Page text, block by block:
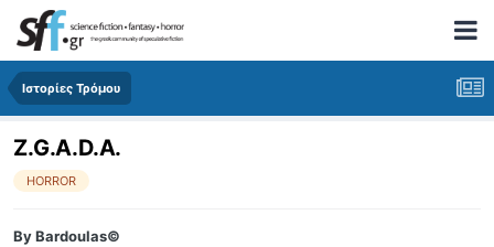
Ιστορίες Τρόμου
Z.G.A.D.A.
HORROR
ByBardoulas©